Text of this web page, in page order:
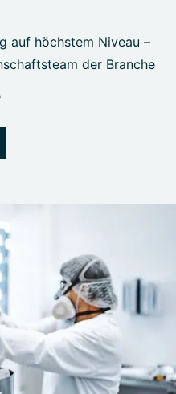
auf höchstem Niveau –
der Branche